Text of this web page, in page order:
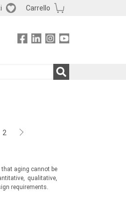
Carrello
2
aging cannot be
qualitative,
requirements.